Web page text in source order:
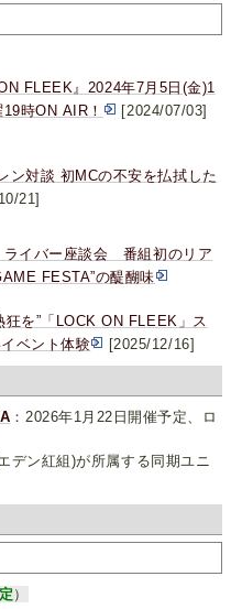
FLEEK』2024年7月5日(金)1
時ON AIR！
[2024/07/03]
ン対談 初МCの不安を払拭した
21]
ライバー座談会 番組初のリア
FESTA”の醍醐味
狂を”「LOCK ON FLEEK」ス
ベント体験
[2025/12/16]
：2026年1月22日開催予定、ロ
デン紅組)が所属する同期ユニ
）